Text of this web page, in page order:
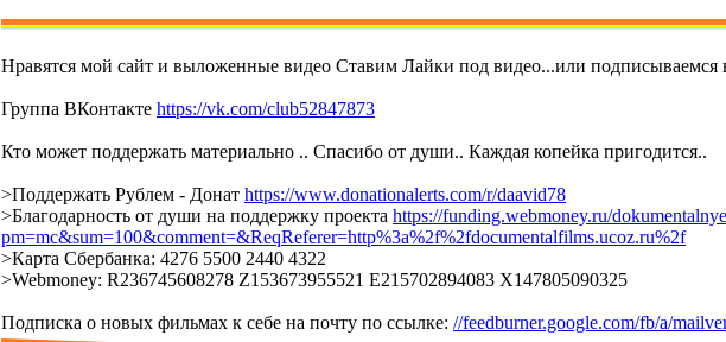
Нравятся мой сайт и выложенные видео Ставим Лайки под видео...или подписываемся
Группа ВКонтакте https://vk.com/club52847873
Кто может поддержать материально .. Спасибо от души.. Каждая копейка пригодится..
>Поддержать Рублем - Донат https://www.donationalerts.com/r/daavid78
>Благодарность от души на поддержку проекта https://funding.webmoney.ru/
pm=mc&sum=100&comment=&ReqReferer=http%3a%2f%2fdocumentalfilms.ucoz.ru%2f
>Карта Сбербанка: 4276 5500 2440 4322
>Webmoney: R236745608278 Z153673955521 E215702894083 X147805090325
Подписка о новых фильмах к себе на почту по ссылке: //feedburner.google.com/fb/a/